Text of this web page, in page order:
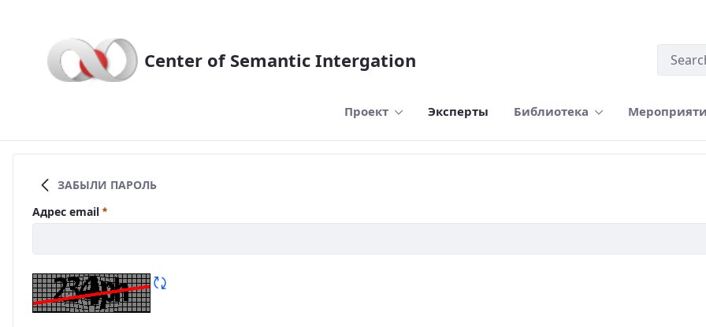
Center of Semantic Intergation
Проект Эксперты Библиотека
Эксперты
ЗАБЫЛИ ПАРОЛЬ
Адрес email